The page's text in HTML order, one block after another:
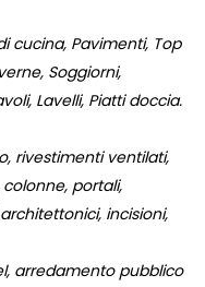
cucina, Pavimenti, Top
Soggiorni,
Lavelli, Piatti doccia.
rivestimenti ventilati,
portali,
incisioni,
arredamento pubblico